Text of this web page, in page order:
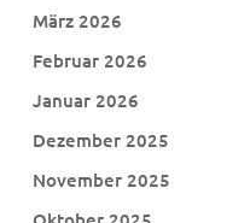
März 2026
Februar 2026
Januar 2026
Dezember 2025
November 2025